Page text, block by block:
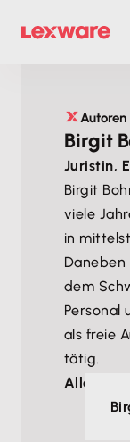
Autoren
Birgit
Juristin,
Birgit
viele
in
dem
Personal
als freie
tätig.
Alle